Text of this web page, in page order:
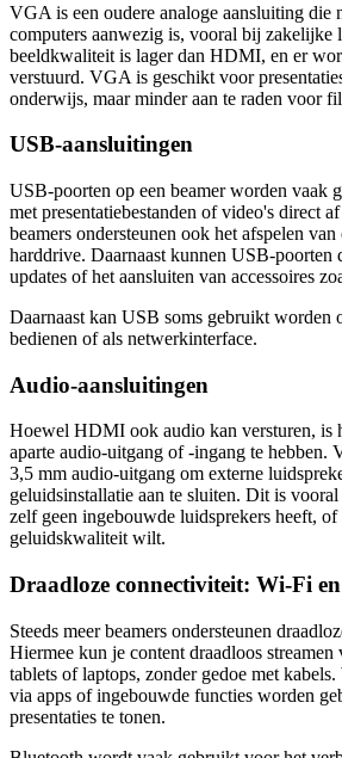
VGA is een oudere analoge aansluiting die
computers aanwezig is, vooral bij zakelijke
beeldkwaliteit is lager dan HDMI, en er
verstuurd. VGA is geschikt voor
onderwijs, maar minder aan te raden voor
USB-aansluitingen
USB-poorten op een beamer worden vaak
met presentatiebestanden of video's direct
beamers ondersteunen ook het afspelen
harddrive. Daarnaast kunnen USB-poorten
updates of het aansluiten van accessoires
Daarnaast kan USB soms gebruikt worden
bedienen of als netwerkinterface.
Audio-aansluitingen
Hoewel HDMI ook audio kan versturen, is
aparte audio-uitgang of -ingang te hebben.
3,5 mm audio-uitgang om externe
geluidsinstallatie aan te sluiten. Dit is
zelf geen ingebouwde luidsprekers heeft, of
geluidskwaliteit wilt.
Draadloze connectiviteit: Wi-Fi
Steeds meer beamers ondersteunen
Hiermee kun je content draadloos streamen
tablets of laptops, zonder gedoe met
via apps of ingebouwde functies worden
presentaties te tonen.